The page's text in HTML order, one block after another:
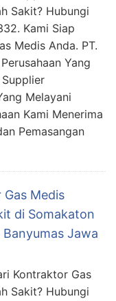
Sakit? Hubungi
Kami Siap
Medis Anda. PT.
Yang
Melayani
Kami Menerima
Pemasangan
Medis
di Somakaton
Banyumas Jawa
Kontraktor Gas
Sakit? Hubungi